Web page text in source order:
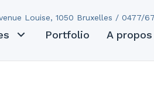
Louise, 1050 Bruxelles / 0477/
Portfolio A propos
web